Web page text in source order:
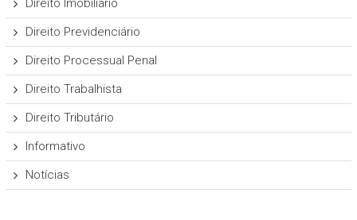
Direito Imobiliário
Direito Previdenciário
Direito Processual Penal
Direito Trabalhista
Direito Tributário
Informativo
Notícias